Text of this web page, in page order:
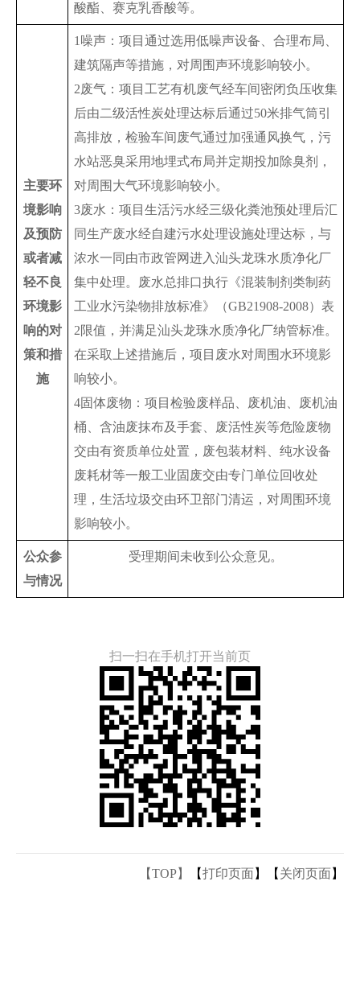
酸酯、赛克乳香酸等。
主要环
境影响
及预防
或者减
轻不良
环境影
响的对
策和措
施
1噪声：项目通过选用低噪声设备、合理布局、
建筑隔声等措施，对周围声环境影响较小。
2废气：项目工艺有机废气经车间密闭负压收集
后由二级活性炭处理达标后通过50米排气筒引
高排放，检验车间废气通过加强通风换气，污
水站恶臭采用地埋式布局并定期投加除臭剂，
对周围大气环境影响较小。
3废水：项目生活污水经三级化粪池预处理后汇
同生产废水经自建污水处理设施处理达标，与
浓水一同由市政管网进入汕头龙珠水质净化厂
集中处理。废水总排口执行《混装制剂类制药
工业水污染物排放标准》（GB21908-2008）表
2限值，并满足汕头龙珠水质净化厂纳管标准。
在采取上述措施后，项目废水对周围水环境影
响较小。
4固体废物：项目检验废样品、废机油、废机油
桶、含油废抹布及手套、废活性炭等危险废物
交由有资质单位处置，废包装材料、纯水设备
废耗材等一般工业固废交由专门单位回收处
理，生活垃圾交由环卫部门清运，对周围环境
影响较小。
公众参
与情况
受理期间未收到公众意见。
扫一扫在手机打开当前页
【TOP】 【打印页面】【 关闭页面】